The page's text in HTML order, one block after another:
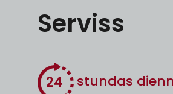
Serviss
24 stundas